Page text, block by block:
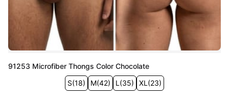
91253 Microfiber Thongs Color Chocolate
S(18) M(42) L (35) XL (23)